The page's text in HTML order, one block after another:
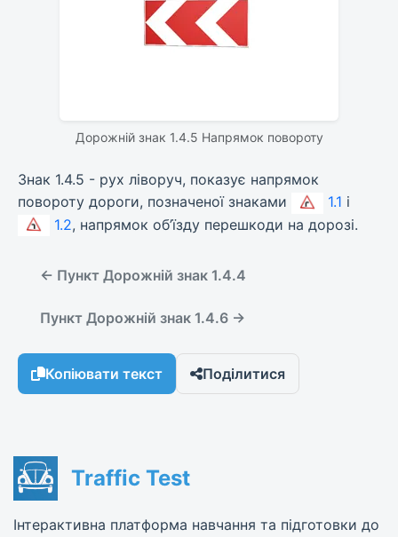
Дорожній знак 1.4.5 Напрямок повороту
Знак 1.4.5 - рух ліворуч, показує напрямок
повороту дороги, позначеної знаками
1.1 і
1.2, напрямок об’їзду перешкоди на дорозі.
← Пункт Дорожній знак 1.4.4
Пункт Дорожній знак 1.4.6 →
Копіювати текст Поділитися
Traffic Test
Інтерактивна платформа навчання та підготовки до